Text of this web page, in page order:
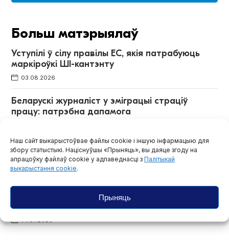
Наш сайт выкарыстоўвае файлы cookie і іншую інфармацыю для
збору статыстыкі. Націснуўшы «Прыняць», вы даяце згоду на
апрацоўку файлаў cookie у адпаведнасці з Палітыкай
выкарыстання cookie.
Прыняць
Больш матэрыялаў
Уступілі ў сілу правілы ЕС, якія патрабуюць
маркіроўкі ШІ-кантэнту
03.08.2026
Беларускі журналіст у эміграцыі страціў
працу: патрэбна дапамога
Памерла пісьменніца і журналістка Святлана
Курс
20.07.2026
З‑за блакіроўкі дамена t.me перасталі
адкрывацца кароткія спасылкі ў Telegram